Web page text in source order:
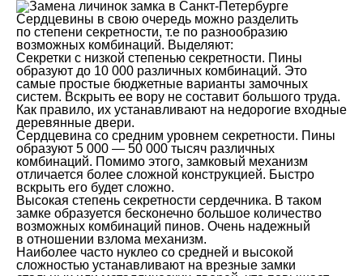
Сердцевины в свою очередь можно разделить
по степени секретности, т.е по разнообразию
возможных комбинаций. Выделяют:
Секретки с низкой степенью секретности. Пины
образуют до 10 000 различных комбинаций. Это
самые простые бюджетные варианты замочных
систем. Вскрыть ее вору не составит большого труда.
Как правило, их устанавливают на недорогие входные
деревянные двери.
Сердцевина со средним уровнем секретности. Пины
образуют 5 000 — 50 000 тысяч различных
комбинаций. Помимо этого, замковый механизм
отличается более сложной конструкцией. Быстро
вскрыть его будет сложно.
Высокая степень секретности сердечника. В таком
замке образуется бесконечно большое количество
возможных комбинаций пинов. Очень надежный
в отношении взлома механизм.
Наиболее часто нуклео со средней и высокой
сложностью устанавливают на врезные замки